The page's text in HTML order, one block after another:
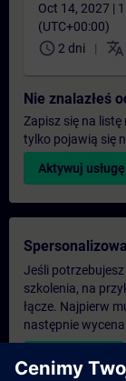
Oct 14, 2027 |
(UTC+00:00)
schedule 2 dni translate
Nie znalazłeś
Zapisz się na
tylko pojawią się
Aktywuj
Jeśli
szkolenia, na
łącze. Najpierw
następnie
Podaj ofertę